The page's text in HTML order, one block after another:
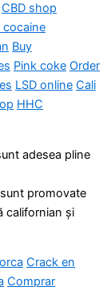
CBD shop
cocaine
Buy
Pink coke Order
LSD online Cali
HHC
adesea pline
promovate
californian și
Crack en
Comprar